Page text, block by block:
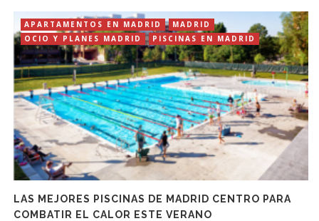
APARTAMENTOS EN MADRID
MADRID
OCIO Y PLANES MADRID
PISCINAS EN MADRID
LAS MEJORES PISCINAS DE MADRID CENTRO PARA
COMBATIR EL CALOR ESTE VERANO